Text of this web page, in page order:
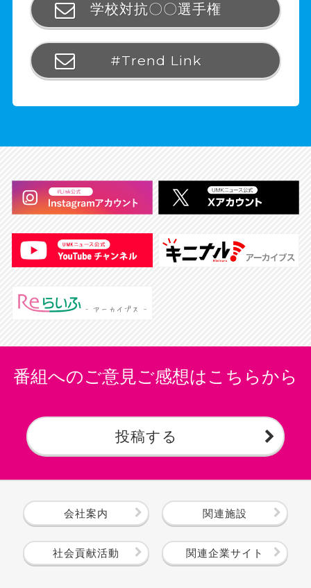
学校対抗〇〇選手権
#Trend Link
番組へのご意見ご感想はこちらから
投稿する
会社案内 関連施設
社会貢献活動 関連企業サイト